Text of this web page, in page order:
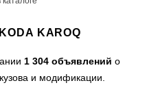
KAROQ
1 304 объявлений о
и модификации.